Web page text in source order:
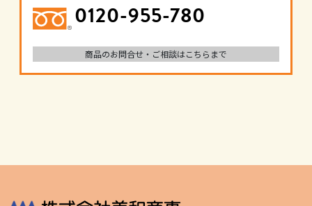
0120-955-780
商品のお問合せ・ご相談はこちらまで